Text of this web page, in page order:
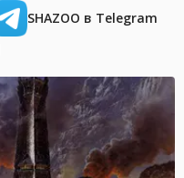
SHAZOO в Telegram